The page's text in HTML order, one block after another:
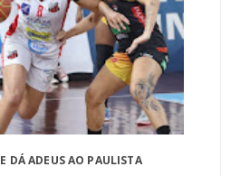
DÁ ADEUS AO PAULISTA